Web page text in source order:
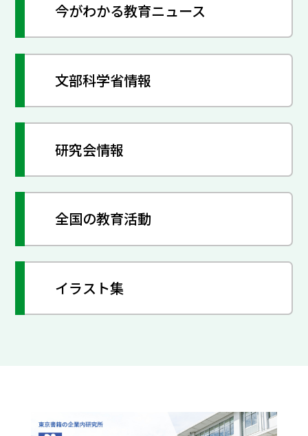
今がわかる教育ニュース
文部科学省情報
研究会情報
全国の教育活動
イラスト集